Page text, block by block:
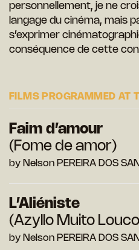
personnellement, je ne
langage du cinéma, mais
s’exprimer
conséquence de cette
FILMS PROGRAMMED AT
Faim d’amour
(Fome de amor)
by Nelson PEREIRA DOS
L’Aliéniste
(Azyllo Muito
by Nelson PEREIRA DOS